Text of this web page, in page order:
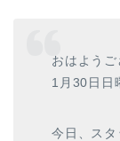
おはようご
1月30日日
今日、ス